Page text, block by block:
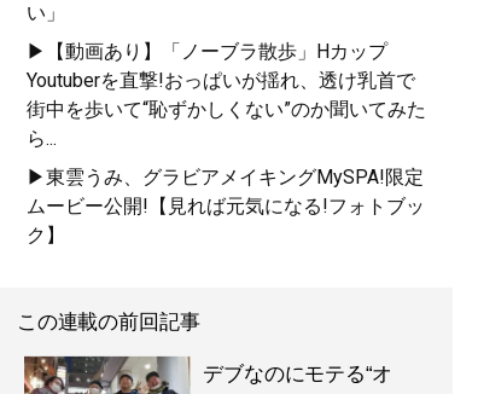
い」
▶【動画あり】「ノーブラ散歩」Hカップ
Youtuberを直撃!おっぱいが揺れ、透け乳首で
街中を歩いて“恥ずかしくない”のか聞いてみた
ら...
▶東雲うみ、グラビアメイキングMySPA!限定
ムービー公開!【見れば元気になる!フォトブッ
ク】
この連載の前回記事
デブなのにモテる“オ